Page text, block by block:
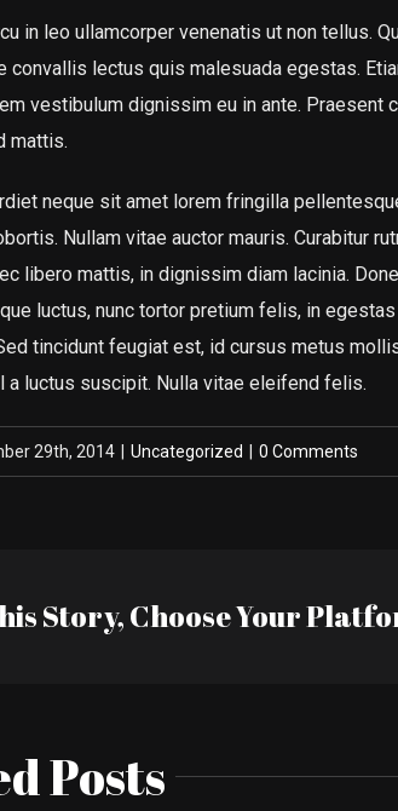
in leo ullamcorper venenatis ut non tellus.
convallis lectus quis malesuada egestas.
vestibulum dignissim eu in ante. Praesent
mattis.
neque sit amet lorem fringilla
Nullam vitae auctor mauris. Curabitur
libero mattis, in dignissim diam lacinia.
luctus, nunc tortor pretium felis, in
tincidunt feugiat est, id cursus metus
a luctus suscipit. Nulla vitae eleifend felis.
29th, 2014 Uncategorized 0 Comments
Story, Choose Your
Posts